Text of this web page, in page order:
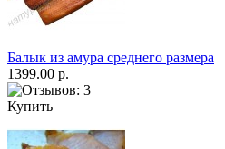
Балык из амура среднего размера
1399.00 р.
Купить